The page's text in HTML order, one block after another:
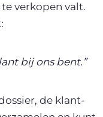
verkopen valt.
bij ons bent.”
de klant-